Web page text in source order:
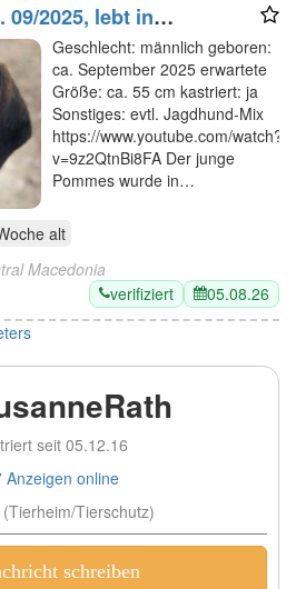
09/2025, lebt in
städt. Tierheim Serres
Geschlecht: männlich geboren:
ca. September 2025 erwartete
Größe: ca. 55 cm kastriert: ja
Sonstiges: evtl. Jagdhund-Mix
https://www.youtube.com/watch?
v=9z2QtnBi8FA Der junge
Pommes wurde in…
alt
Macedonia
verifiziert
05.08.26
seit 05.12.16
Anzeigen online
Tierschutz)
schreiben